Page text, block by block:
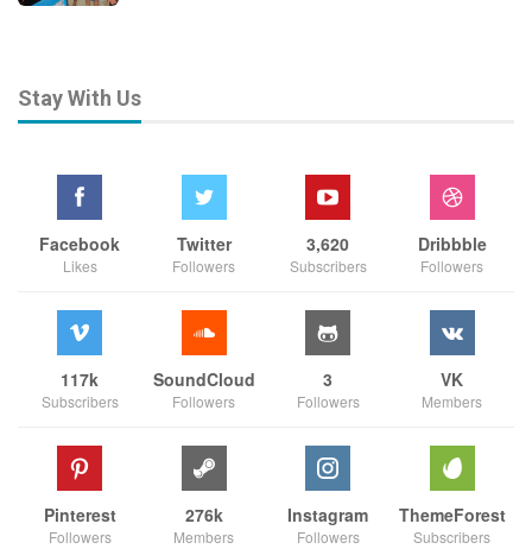
Stay With Us
Facebook
Likes
Twitter
Followers
3,620
Subscribers
Dribbble
Followers
117k
Subscribers
SoundCloud
Followers
3
Followers
VK
Members
Pinterest
Followers
276k
Members
Instagram
Followers
ThemeForest
Subscribers